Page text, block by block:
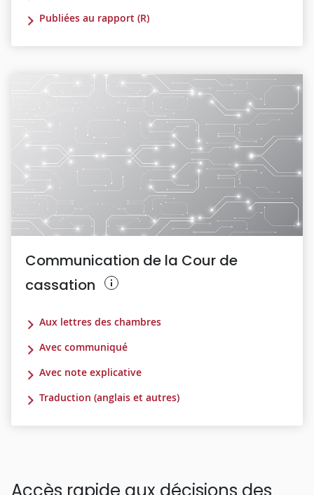
Publiées au rapport (R)
Communication de la Cour de
cassation
Aux lettres des chambres
Avec communiqué
Avec note explicative
Traduction (anglais et autres)
Accès rapide aux décisions des